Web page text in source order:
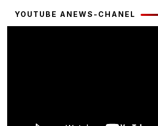
YOUTUBE ANEWS-CHANEL